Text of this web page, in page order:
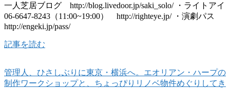
一人芝居ブログ http://blog.livedoor.jp/saki_solo/ ・ライトアイ
06-6647-8243（11:00~19:00） http://righteye.jp/ ・演劇パス
http://engeki.jp/pass/
記事を読む
管理人、ひさしぶりに東京・横浜へ。エオリアン・ハープの
制作ワークショップと、ちょっぴりリノベ物件めぐりしてき